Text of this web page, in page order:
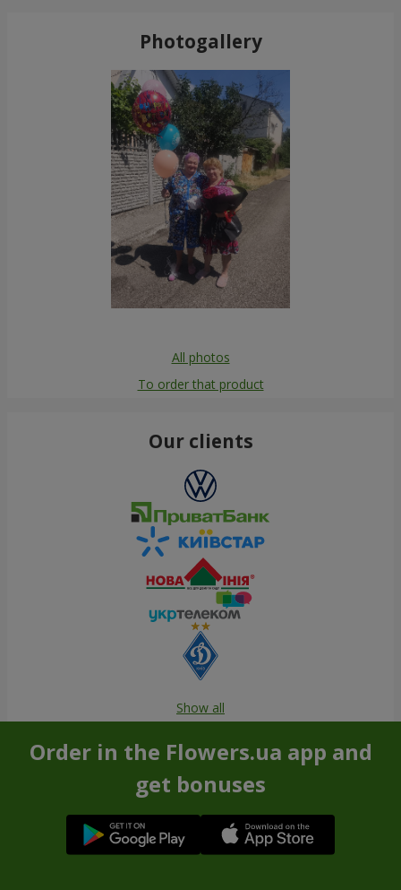
Photogallery
All photos
To order that product
Our clients
Show all
Order in the Flowers.ua app and
get bonuses